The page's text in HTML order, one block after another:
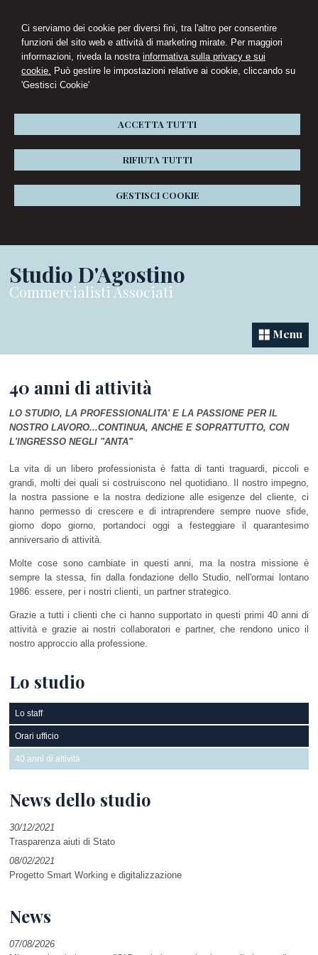
Ci serviamo dei cookie per diversi fini, tra l'altro per consentire
funzioni del sito web e attività di marketing mirate. Per maggiori
informazioni, riveda la nostra informativa sulla privacy e sui
cookie. Può gestire le impostazioni relative ai cookie, cliccando su
'Gestisci Cookie'
ACCETTA TUTTI
RIFIUTA TUTTI
GESTISCI COOKIE
Studio D'Agostino
Commercialisti Associati
Menu
40 anni di attività
LO STUDIO, LA PROFESSIONALITA' E LA PASSIONE PER IL
NOSTRO LAVORO...CONTINUA, ANCHE E SOPRATTUTTO, CON
L'INGRESSO NEGLI "ANTA"
La vita di un libero professionista è fatta di tanti traguardi, piccoli e
grandi, molti dei quali si costruiscono nel quotidiano. Il nostro impegno,
la nostra passione e la nostra dedizione alle esigenze del cliente, ci
hanno permesso di crescere e di intraprendere sempre nuove sfide,
giorno dopo giorno, portandoci oggi a festeggiare il quarantesimo
anniversario di attività.
Molte cose sono cambiate in questi anni, ma la nostra missione è
sempre la stessa, fin dalla fondazione dello Studio, nell'ormai lontano
1986: essere, per i nostri clienti, un partner strategico.
Grazie a tutti i clienti che ci hanno supportato in questi primi 40 anni di
attività e grazie ai nostri collaboratori e partner, che rendono unico il
nostro approccio alla professione.
Lo studio
Lo staff
Orari ufficio
40 anni di attività
News dello studio
30/12/2021
Trasparenza aiuti di Stato
08/02/2021
Progetto Smart Working e digitalizzazione
News
07/08/2026